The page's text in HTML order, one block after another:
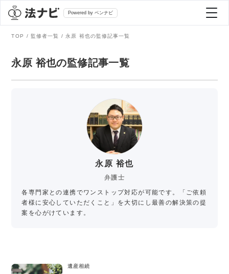
Powered by ベンナビ
離婚問題
おすすめ弁護士診断
AI Search Premium
掲載をご検討の弁護士の方へ
TOP 監修者一覧 永原 裕也の監修記事一覧
永原 裕也の監修記事一覧
永原 裕也
弁護士
各専門家との連携でワンストップ対応が可能です。「ご依頼
者様に安心していただくこと」を大切にし最善の解決策の提
案を心がけています。
遺産相続